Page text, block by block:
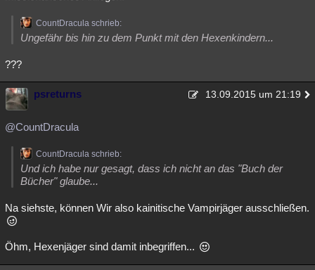
CountDracula schrieb:
Ungefähr bis hin zu dem Punkt mit den Hexenkindern...
???
psreturns 13.09.2015 um 21:19
@CountDracula
CountDracula schrieb:
Und ich habe nur gesagt, dass ich nicht an das "Buch der
Bücher" glaube...
Na siehste, können Wir also kainitische Vampirjäger ausschließen.
Öhm, Hexenjäger sind damit inbegriffen...